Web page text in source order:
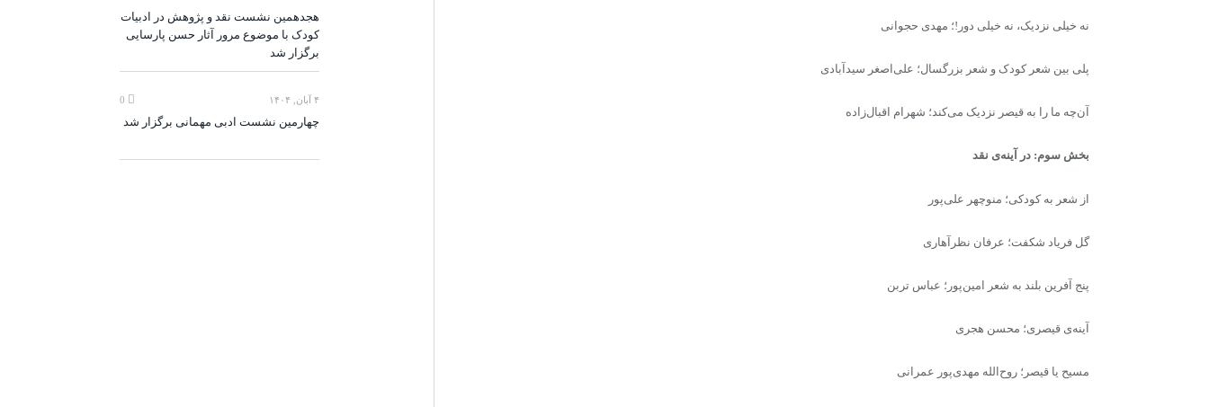
نه خیلی نزدیک، نه خیلی دور!؛ مهدی حجوانی
پلی بین شعر کودک و شعر بزرگسال؛ علی‌اصغر سیدآبادی
آن‌چه ما را به قیصر نزدیک می‌کند؛ شهرام اقبال‌زاده
بخش سوم: در آینه‌ی نقد
از شعر به کودکی؛ منوچهر علی‌پور
گل فریاد شکفت؛ عرفان نظر‌آهاری
پنج آفرین بلند به شعر امین‌پور؛ عباس تربن
آینه‌ی قیصری؛ محسن هجری
مسیح یا قیصر؛ روح‌الله مهدی‌پور عمرانی
هجدهمین نشست نقد و پژوهش در ادبیات
کودک با موضوع مرور آثار حسن پارسایی
برگزار شد
۴ آبان, ۱۴۰۴
چهارمین نشست ادبی مهمانی برگزار شد